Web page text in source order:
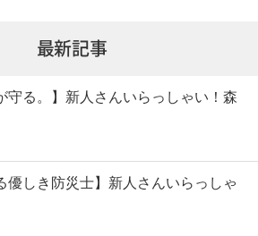
最新記事
守る。】新人さんいらっしゃい！森
優しき防災士】新人さんいらっしゃ